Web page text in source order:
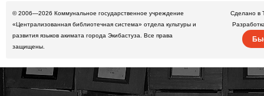
© 2006—2026 Коммунальное государственное учреждение
«Централизованная библиотечная система» отдела культуры и
развития языков акимата города Экибастуза. Все права
защищены.
Сделано в